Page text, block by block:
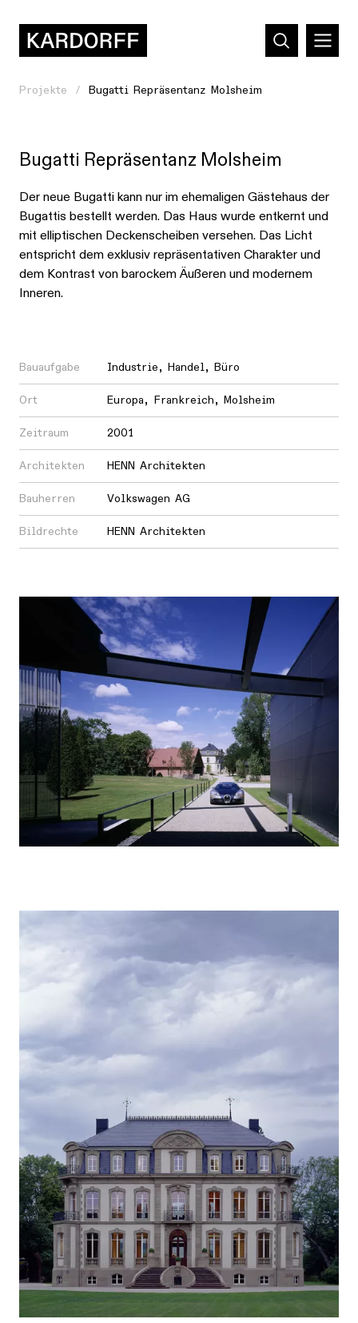
Projekte Bugatti Repräsentanz Molsheim
Bugatti Repräsentanz Molsheim
Der neue Bugatti kann nur im ehemaligen Gästehaus der
Bugattis bestellt werden. Das Haus wurde entkernt und
mit elliptischen Deckenscheiben versehen. Das Licht
entspricht dem exklusiv repräsentativen Charakter und
dem Kontrast von barockem Äußeren und modernem
Inneren.
Bauaufgabe Industrie, Handel, Büro
Ort Europa, Frankreich, Molsheim
Zeitraum 2001
Architekten HENN Architekten
Bauherren Volkswagen AG
Bildrechte HENN Architekten